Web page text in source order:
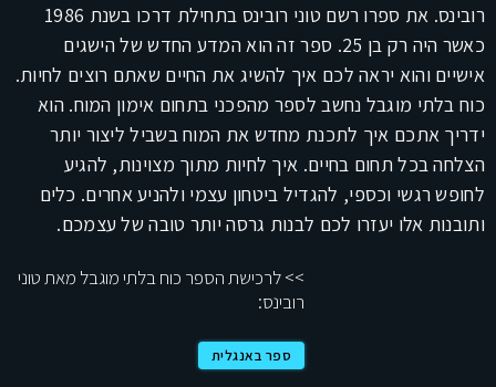
רובינס. את ספרו רשם טוני רובינס בתחילת דרכו בשנת 1986
כאשר היה רק בן 25. ספר זה הוא המדע החדש של הישגים
אישיים והוא יראה לכם איך להשיג את החיים שאתם רוצים לחיות.
כוח בלתי מוגבל נחשב לספר מהפכני בתחום אימון המוח. הוא
ידריך אתכם איך לתכנת מחדש את המוח בשביל ליצור יותר
הצלחה בכל תחום בחיים. איך לחיות מתוך מצוינות, להגיע
לחופש רגשי וכספי, להגדיל ביטחון עצמי ולהניע אחרים. כלים
ותובנות אלו יעזרו לכם לבנות גרסה יותר טובה של עצמכם.
>> לרכישת הספר כוח בלתי מוגבל מאת טוני
רובינס:
ספר באנגלית